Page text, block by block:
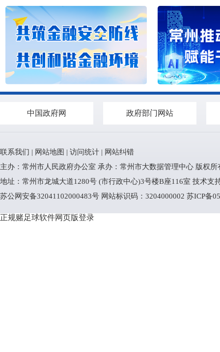
中国政府网 政府部门网站
联系我们 | 网站地图 | 访问统计 | 网站纠错
主办：常州市人民政府办公室 承办：常州市大数据管理中心 版权
地址：常州市龙城大道1280号 (市行政中心)3号楼B座116室 技术支
苏公网安备32041102000483号 网站标识码：3204000002 苏ICP备
正规赌足球软件网页版登录